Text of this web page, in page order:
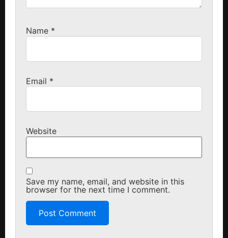
Name *
Email *
Website
Save my name, email, and website in this
browser for the next time I comment.